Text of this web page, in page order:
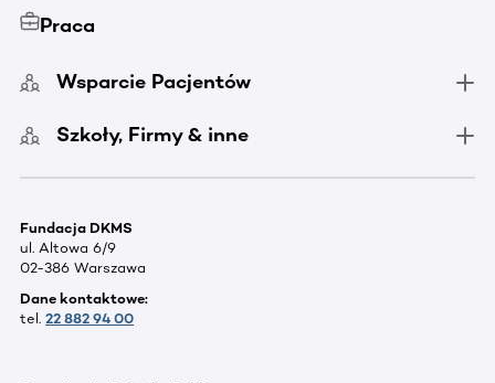
Praca
Wsparcie Pacjentów
Szkoły, Firmy & inne
Fundacja DKMS
ul. Altowa 6/9
02-386 Warszawa
Dane kontaktowe:
tel. 22 882 94 00